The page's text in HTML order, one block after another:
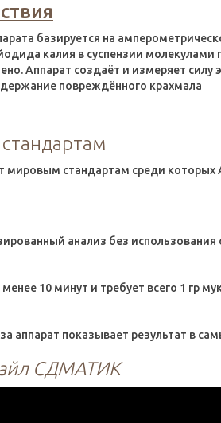
базируется на
калия в суспензии
Аппарат создаёт и измеряет силу
повреждённого крахмала
мировым стандартам среди которых
анализ без
10 минут и требует всего 1 гр
аппарат показывает результат в
СДМАТИК